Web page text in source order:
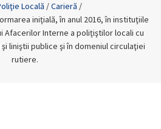
Locală /Carieră /
iniţială, în anul 2016, în instituţiile
Afacerilor Interne a poliţiştilor locali cu
liniştii publice şi în domeniul circulaţiei
rutiere.